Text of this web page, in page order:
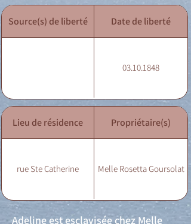
Source(s) de liberté Date de liberté
03.10.1848
Lieu de résidence Propriétaire(s)
rue Ste Catherine Melle Rosetta Goursolat
Adeline est esclavisée chez Melle